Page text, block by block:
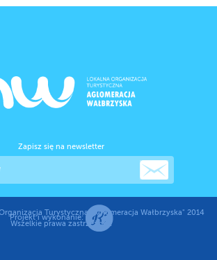
Turystyczna "Aglomeracja Wałbrzyska" 2014
Wszelkie prawa zastrzeżone
Projekt i wykonanie: